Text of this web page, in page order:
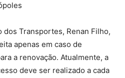
dos Transportes, Renan Filho,
apenas em caso de
a renovação. Atualmente, a
deve ser realizado a cada